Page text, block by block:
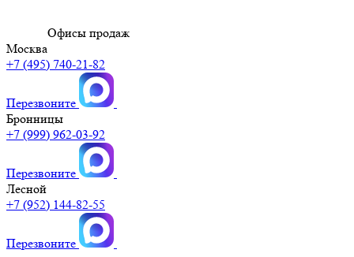
Офисы продаж
Москва
+7 (495) 740-21-82
Перезвоните
Бронницы
+7 (999) 962-03-92
Перезвоните
Лесной
+7 (952) 144-82-55
Перезвоните